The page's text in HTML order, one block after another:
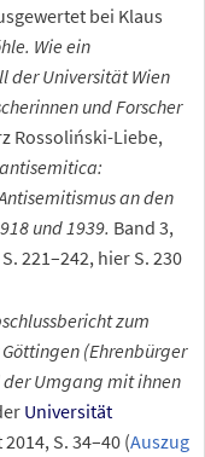
bei Klaus
Wie ein
der Universität Wien
und Forscher
Rossoliński-Liebe,
an den
und 1939. Band 3,
221–242, hier S. 230
zum
(Ehrenbürger
Umgang mit ihnen
Universität
S. 34–40 (Auszug